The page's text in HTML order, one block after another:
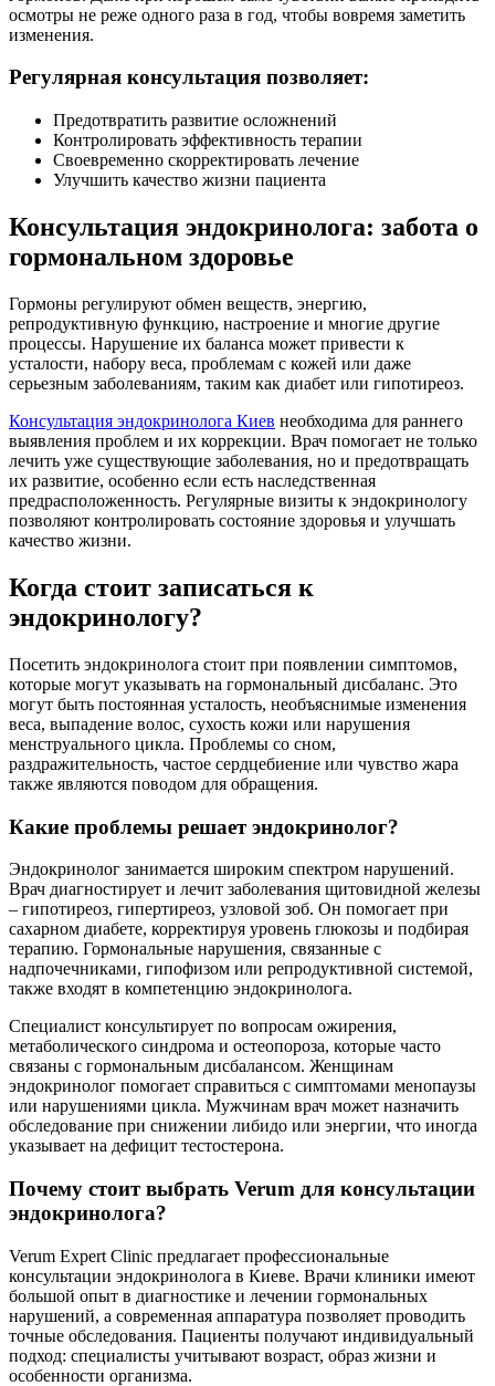
осмотры не реже одного раза в год, чтобы вовремя заметить
изменения.
Регулярная консультация позволяет:
Предотвратить развитие осложнений
Контролировать эффективность терапии
Своевременно скорректировать лечение
Улучшить качество жизни пациента
Консультация эндокринолога: забота о
гормональном здоровье
Гормоны регулируют обмен веществ, энергию,
репродуктивную функцию, настроение и многие другие
процессы. Нарушение их баланса может привести к
усталости, набору веса, проблемам с кожей или даже
серьезным заболеваниям, таким как диабет или гипотиреоз.
Консультация эндокринолога Киев необходима для раннего
выявления проблем и их коррекции. Врач помогает не только
лечить уже существующие заболевания, но и предотвращать
их развитие, особенно если есть наследственная
предрасположенность. Регулярные визиты к эндокринологу
позволяют контролировать состояние здоровья и улучшать
качество жизни.
Когда стоит записаться к
эндокринологу?
Посетить эндокринолога стоит при появлении симптомов,
которые могут указывать на гормональный дисбаланс. Это
могут быть постоянная усталость, необъяснимые изменения
веса, выпадение волос, сухость кожи или нарушения
менструального цикла. Проблемы со сном,
раздражительность, частое сердцебиение или чувство жара
также являются поводом для обращения.
Какие проблемы решает эндокринолог?
Эндокринолог занимается широким спектром нарушений.
Врач диагностирует и лечит заболевания щитовидной железы
– гипотиреоз, гипертиреоз, узловой зоб. Он помогает при
сахарном диабете, корректируя уровень глюкозы и подбирая
терапию. Гормональные нарушения, связанные с
надпочечниками, гипофизом или репродуктивной системой,
также входят в компетенцию эндокринолога.
Специалист консультирует по вопросам ожирения,
метаболического синдрома и остеопороза, которые часто
связаны с гормональным дисбалансом. Женщинам
эндокринолог помогает справиться с симптомами менопаузы
или нарушениями цикла. Мужчинам врач может назначить
обследование при снижении либидо или энергии, что иногда
указывает на дефицит тестостерона.
Почему стоит выбрать Verum для консультации
эндокринолога?
Verum Expert Clinic предлагает профессиональные
консультации эндокринолога в Киеве. Врачи клиники имеют
большой опыт в диагностике и лечении гормональных
нарушений, а современная аппаратура позволяет проводить
точные обследования. Пациенты получают индивидуальный
подход: специалисты учитывают возраст, образ жизни и
особенности организма.